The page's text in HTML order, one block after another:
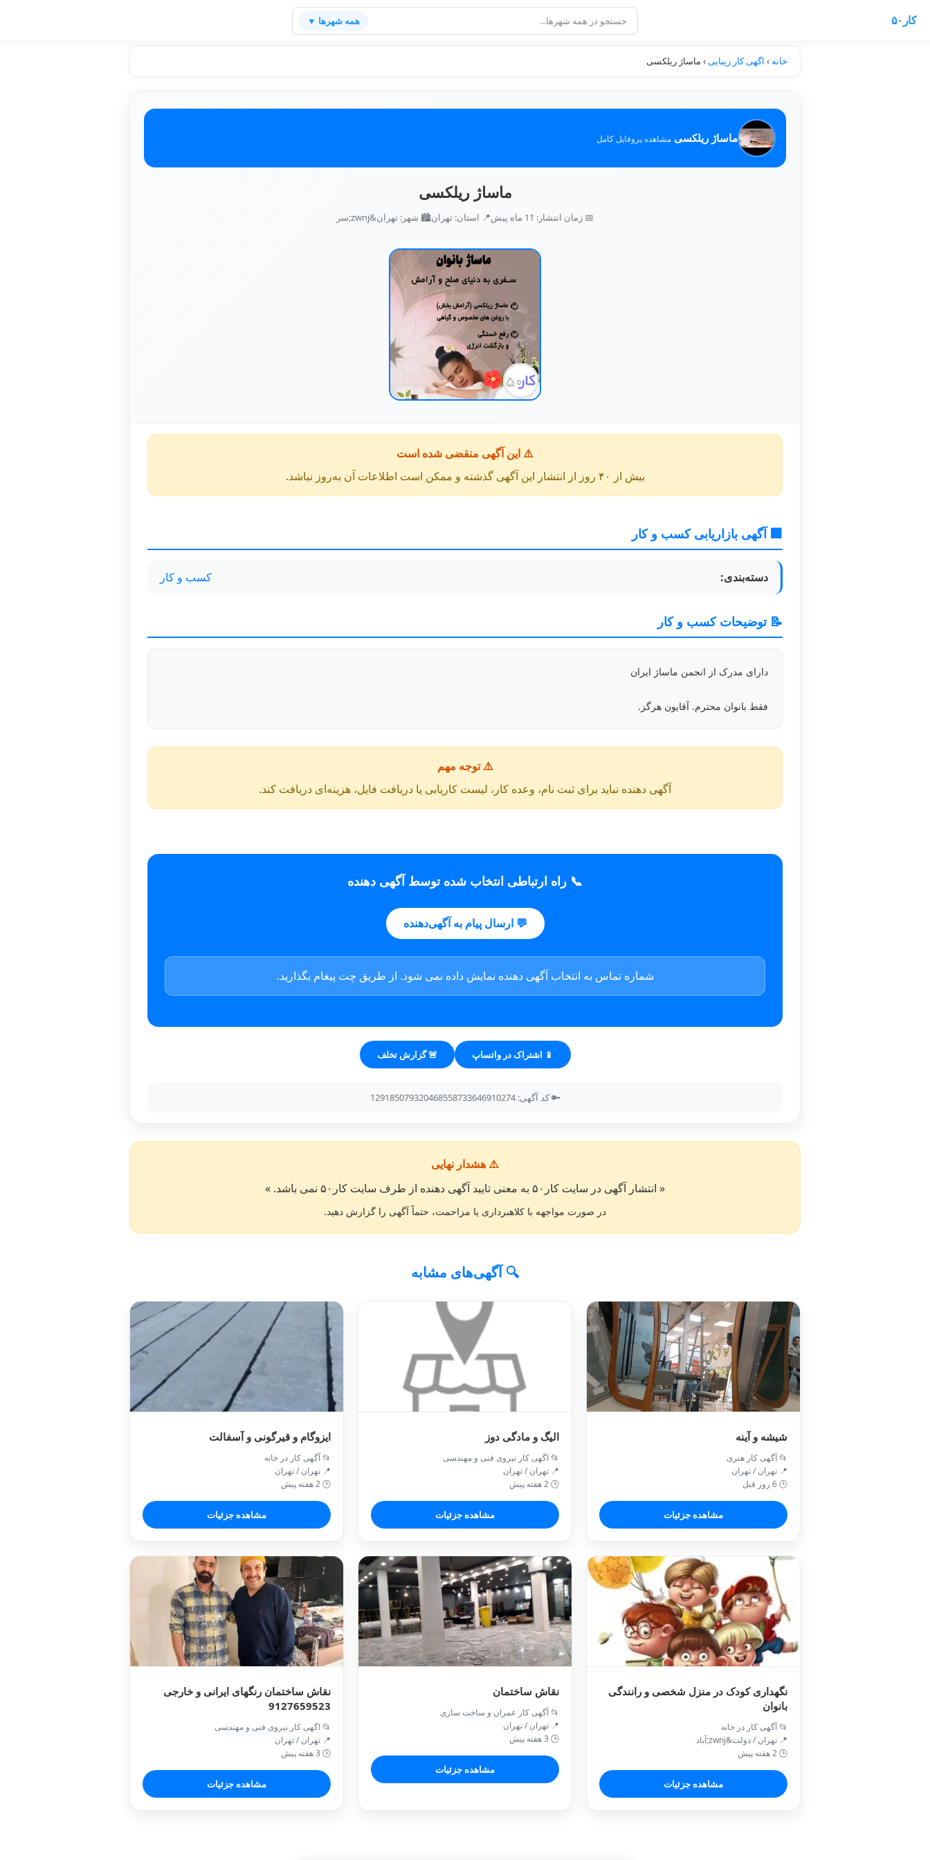
کار۵۰ همه شهرها ▼
خانه › اگهی کار زیبایی› ماساژ ریلکسی
ماساژ ریلکسی مشاهده پروفایل کامل
ماساژ ریلکسی
📅 زمان انتشار: 11 ماه پیش 📍 استان: تهران🏙️ شهر: تهران&zwnj;سر
⚠️ این آگهی منقضی شده است
بیش از ۴۰ روز از انتشار این آگهی گذشته و ممکن است اطلاعات آن به‌روز نباشد.
🏢 آگهی بازاریابی کسب و کار
دسته‌بندی: کسب و کار
📝 توضیحات کسب و کار
دارای مدرک از انجمن ماساژ ایران
فقط بانوان محترم. آقایون هرگز.
⚠️ توجه مهم
آگهی دهنده نباید برای ثبت نام، وعده کار، لیست کاریابی یا دریافت فایل، هزینه‌ای دریافت کند.
📞 راه ارتباطی انتخاب شده توسط آگهی دهنده
💬 ارسال پیام به آگهی‌دهنده
شماره تماس به انتخاب آگهی دهنده نمایش داده نمی شود. از طریق چت پیغام بگذارید.
📱 اشتراک در واتساپ 🚨 گزارش تخلف
🔑 کد آگهی: 129185079320468558733646910274
⚠️ هشدار نهایی
« انتشار آگهی در سایت کار۵۰ به معنی تایید آگهی دهنده از طرف سایت کار۵۰ نمی باشد. »
در صورت مواجهه با کلاهبرداری یا مزاحمت، حتماً آگهی را گزارش دهید.
🔍 آگهی‌های مشابه
شیشه و آینه
📂 آگهی کار هنری
📍 تهران / تهران
🕒 6 روز قبل
مشاهده جزئیات
الیگ و مادگی دوز
📂 اگهی کار نیروی فنی و مهندسی
📍 تهران / تهران
🕒 2 هفته پیش
مشاهده جزئیات
ایزوگام و قیرگونی و آسفالت
📂 آگهی کار در خانه
📍 تهران / تهران
🕒 2 هفته پیش
مشاهده جزئیات
نگهداری کودک در منزل شخصی و رانندگی
بانوان
📂 آگهی کار در خانه
📍 تهران / دولت&zwnj;آباد
🕒 2 هفته پیش
مشاهده جزئیات
نقاش ساختمان
📂 آگهی کار عمران و ساخت سازی
📍 تهران / تهران
🕒 3 هفته پیش
مشاهده جزئیات
نقاش ساختمان رنگهای ایرانی و خارجی
9127659523
📂 اگهی کار نیروی فنی و مهندسی
📍 تهران / تهران
🕒 3 هفته پیش
مشاهده جزئیات